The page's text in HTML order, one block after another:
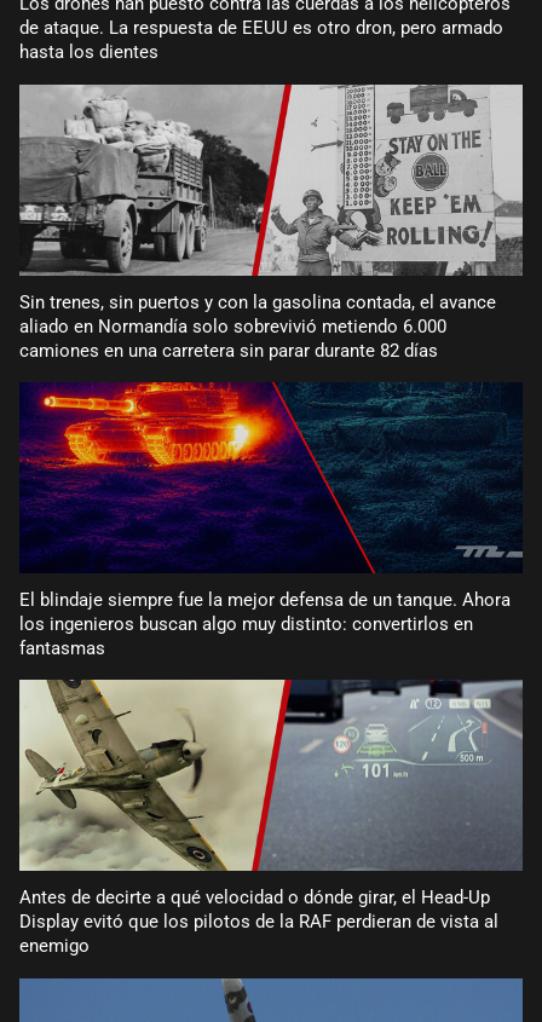
de ataque. La respuesta de EEUU es otro dron, pero armado
hasta los dientes
Sin trenes, sin puertos y con la gasolina contada, el avance
aliado en Normandía solo sobrevivió metiendo 6.000
camiones en una carretera sin parar durante 82 días
El blindaje siempre fue la mejor defensa de un tanque. Ahora
los ingenieros buscan algo muy distinto: convertirlos en
fantasmas
Antes de decirte a qué velocidad o dónde girar, el Head-Up
Display evitó que los pilotos de la RAF perdieran de vista al
enemigo